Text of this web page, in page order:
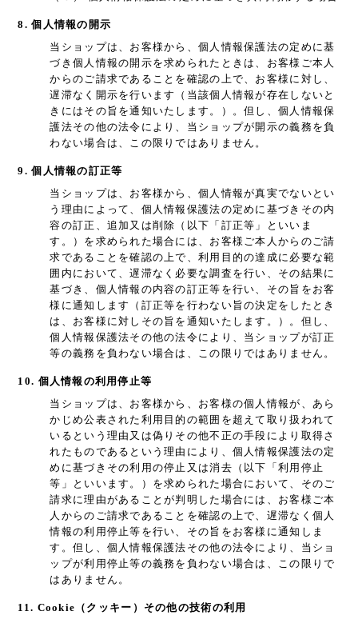
8. 個人情報の開示
当ショップは、お客様から、個人情報保護法の定めに基
づき個人情報の開示を求められたときは、お客様ご本人
からのご請求であることを確認の上で、お客様に対し、
遅滞なく開示を行います（当該個人情報が存在しないと
きにはその旨を通知いたします。）。但し、個人情報保
護法その他の法令により、当ショップが開示の義務を負
わない場合は、この限りではありません。
9. 個人情報の訂正等
当ショップは、お客様から、個人情報が真実でないとい
う理由によって、個人情報保護法の定めに基づきその内
容の訂正、追加又は削除（以下「訂正等」といいま
す。）を求められた場合には、お客様ご本人からのご請
求であることを確認の上で、利用目的の達成に必要な範
囲内において、遅滞なく必要な調査を行い、その結果に
基づき、個人情報の内容の訂正等を行い、その旨をお客
様に通知します（訂正等を行わない旨の決定をしたとき
は、お客様に対しその旨を通知いたします。）。但し、
個人情報保護法その他の法令により、当ショップが訂正
等の義務を負わない場合は、この限りではありません。
10. 個人情報の利用停止等
当ショップは、お客様から、お客様の個人情報が、あら
かじめ公表された利用目的の範囲を超えて取り扱われて
いるという理由又は偽りその他不正の手段により取得さ
れたものであるという理由により、個人情報保護法の定
めに基づきその利用の停止又は消去（以下「利用停止
等」といいます。）を求められた場合において、そのご
請求に理由があることが判明した場合には、お客様ご本
人からのご請求であることを確認の上で、遅滞なく個人
情報の利用停止等を行い、その旨をお客様に通知しま
す。但し、個人情報保護法その他の法令により、当ショ
ップが利用停止等の義務を負わない場合は、この限りで
はありません。
11. Cookie（クッキー）その他の技術の利用